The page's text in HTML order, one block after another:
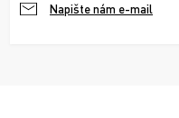
Napište nám e-mail